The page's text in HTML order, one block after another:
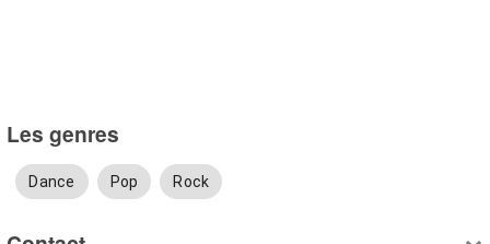
Les genres
Dance Pop Rock